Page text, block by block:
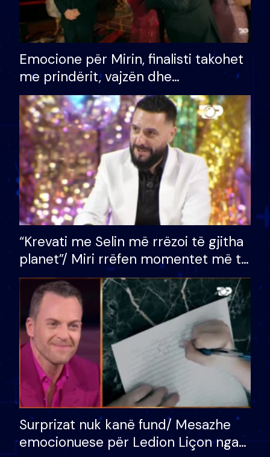
Emocione për Mirin, finalisti takohet
me prindërit, vajzën dhe
bashkëshorten: S’kemi ndonjë letër
divorci apo jo?
“Krevati me Selin më rrëzoi të gjitha
planet”/ Miri rrëfen momentet më të
bukura në shtëpinë e BB VIP: Do më
mungojë zilja e mëngjesit kur…
Surprizat nuk kanë fund/ Mesazhe
emocionuese për Ledion Liçon nga